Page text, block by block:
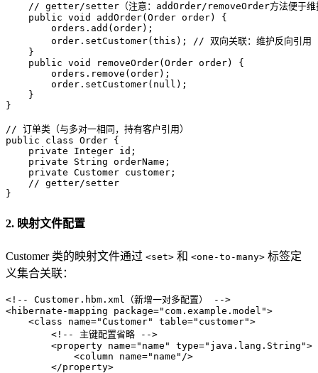
// getter/setter（注意：addOrder/removeOrder方法便于维
public void addOrder(Order order)
{
        orders.add(order);
        order.setCustomer(
this ); // 双向关联：维护反向引用
    }
public void removeOrder(Order order)
{
        orders.remove(order);
        order.setCustomer(
null );
    }
}
// 订单类（与多对一相同，持有客户引用）
public
class Order {
private Integer id;
private String orderName;
private Customer customer;
// getter/setter
}
2. 映射文件配置
Customer 类的映射文件通过 <set> 和 <one-to-many> 标签定
义集合关联：
<!-- Customer.hbm.xml（新增一对多配置） -->
<hibernate-mapping package="com.example.model">
<class name="Customer" table="customer">
<!-- 主键配置省略 -->
<property name="name" type="java.lang.String">
<column name="name" />
</property>